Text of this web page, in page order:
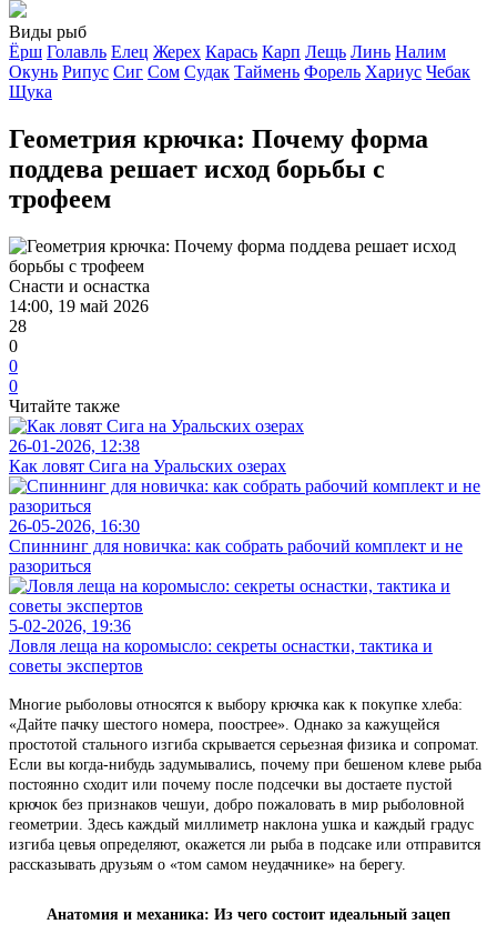
Виды рыб
Ёрш Голавль Елец Жерех Карась Карп Лещь Линь Налим
Окунь Рипус Сиг Сом Судак Таймень Форель Хариус Чебак
Щука
Геометрия крючка: Почему форма
поддева решает исход борьбы с
трофеем
Снасти и оснастка
14:00, 19 май 2026
28
0
0
0
Читайте также
26-01-2026, 12:38
Как ловят Сига на Уральских озерах
26-05-2026, 16:30
Спиннинг для новичка: как собрать рабочий комплект и не
разориться
5-02-2026, 19:36
Ловля леща на коромысло: секреты оснастки, тактика и
советы экспертов
Многие рыболовы относятся к выбору крючка как к покупке хлеба:
«Дайте пачку шестого номера, поострее». Однако за кажущейся
простотой стального изгиба скрывается серьезная физика и сопромат.
Если вы когда-нибудь задумывались, почему при бешеном клеве рыба
постоянно сходит или почему после подсечки вы достаете пустой
крючок без признаков чешуи, добро пожаловать в мир рыболовной
геометрии. Здесь каждый миллиметр наклона ушка и каждый градус
изгиба цевья определяют, окажется ли рыба в подсаке или отправится
рассказывать друзьям о «том самом неудачнике» на берегу.
Анатомия и механика: Из чего состоит идеальный зацеп